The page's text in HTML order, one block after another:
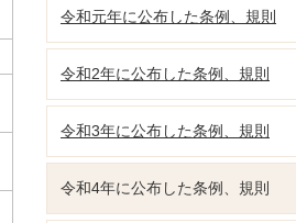
令和元年に公布した条例、規則
令和2年に公布した条例、規則
令和3年に公布した条例、規則
令和4年に公布した条例、規則